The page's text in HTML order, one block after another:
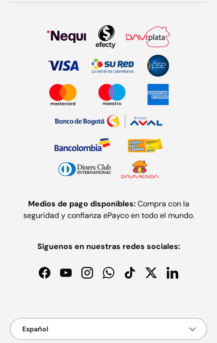
Medios de pago disponibles:Compra con la
seguridad y confianza ePayco en todo el mundo.
Síguenos en nuestras redes sociales:
FacebookYouTubeInstagramWhatsAppTikTokTwitterLinkedIn
Idioma
Español